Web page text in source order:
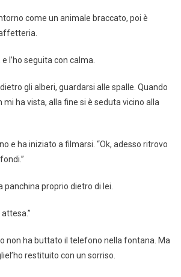
come un animale braccato, poi è
l’ho seguita con calma.
gli alberi, guardarsi alle spalle. Quando
ha vista, alla fine si è seduta vicino alla
e ha iniziato a filmarsi. “Ok, adesso ritrovo
panchina proprio dietro di lei.
non ha buttato il telefono nella fontana. Ma
restituito con un sorriso.